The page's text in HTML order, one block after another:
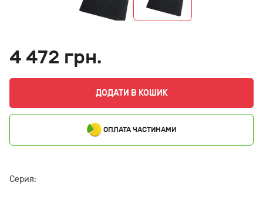
4 472 грн.
ДОДАТИ В КОШИК
ОПЛАТА ЧАСТИНАМИ
Серия: